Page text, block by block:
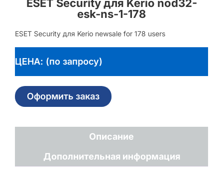
ESET Security для Kerio nod32-
esk-ns-1-178
ESET Security для Kerio newsale for 178 users
ЦЕНА: (по запросу)
Оформить заказ
Описание
Дополнительная информация